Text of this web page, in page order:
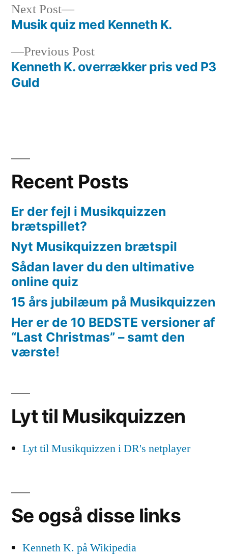
Post
navigation
Previous PostPrevious
post:
Kenneth K. overrækker pris ved P3
Guld
Next Post
Next
post:
Musik quiz med Kenneth K.
Recent Posts
Er der fejl i Musikquizzen
brætspillet?
Nyt Musikquizzen brætspil
Sådan laver du den ultimative
online quiz
15 års jubilæum på Musikquizzen
Her er de 10 BEDSTE versioner af
“Last Christmas” – samt den
værste!
Lyt til Musikquizzen
Lyt til Musikquizzen i DR's netplayer
Se også disse links
Kenneth K. på Wikipedia